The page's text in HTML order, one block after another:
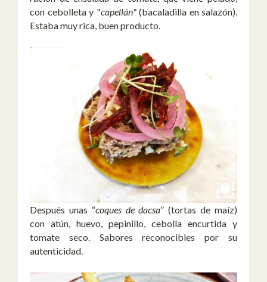
con cebolleta y "capellán" (bacaladilla en salazón).
Estaba muy rica, buen producto.
Después unas “coques de dacsa” (tortas de maíz)
con atún, huevo, pepinillo, cebolla encurtida y
tomate seco. Sabores reconocibles por su
autenticidad.